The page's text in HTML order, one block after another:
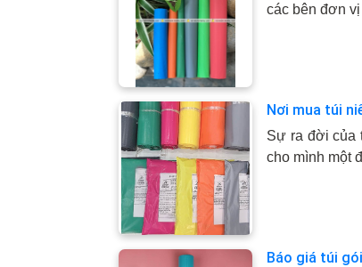
các bên đơn
Nơi mua túi
Sự ra đời của
cho mình một
Báo giá túi